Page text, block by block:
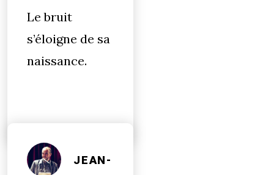
Le bruit
s’éloigne de sa
naissance.
JEAN-